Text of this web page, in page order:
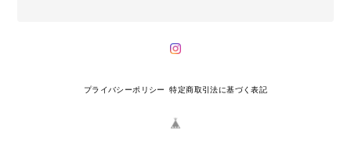
プライバシーポリシー 特定商取引法に基づく表記